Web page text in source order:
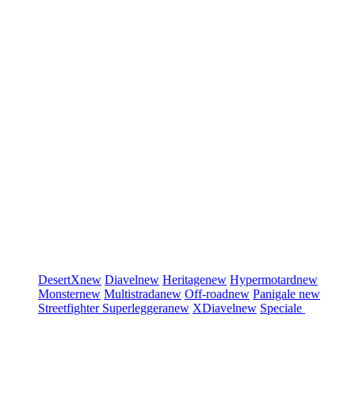
DesertXnew Diavelnew Heritagenew Hypermotardnew
Monsternew Multistradanew Off-roadnew Panigale new
Streetfighter Superleggeranew XDiavelnew Speciale